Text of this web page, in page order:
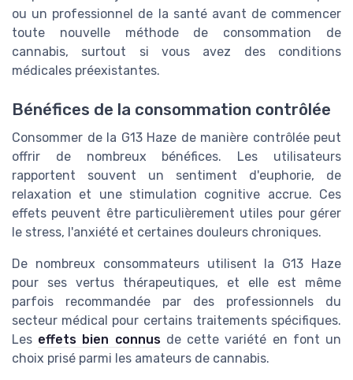
ou un professionnel de la santé avant de commencer
toute nouvelle méthode de consommation de
cannabis, surtout si vous avez des conditions
médicales préexistantes.
Bénéfices de la consommation contrôlée
Consommer de la G13 Haze de manière contrôlée peut
offrir de nombreux bénéfices. Les utilisateurs
rapportent souvent un sentiment d'euphorie, de
relaxation et une stimulation cognitive accrue. Ces
effets peuvent être particulièrement utiles pour gérer
le stress, l'anxiété et certaines douleurs chroniques.
De nombreux consommateurs utilisent la G13 Haze
pour ses vertus thérapeutiques, et elle est même
parfois recommandée par des professionnels du
secteur médical pour certains traitements spécifiques.
Les effets bien connusde cette variété en font un
choix prisé parmi les amateurs de cannabis.